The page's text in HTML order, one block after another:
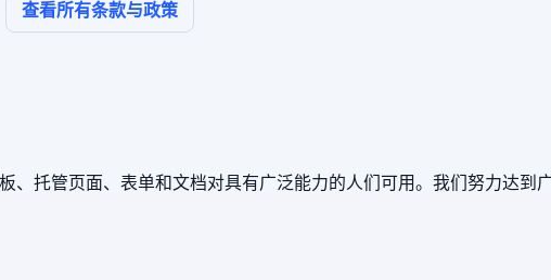
查看所有条款与政策
、托管页面、表单和文档对具有广泛能力的人们可用。我们努力达到